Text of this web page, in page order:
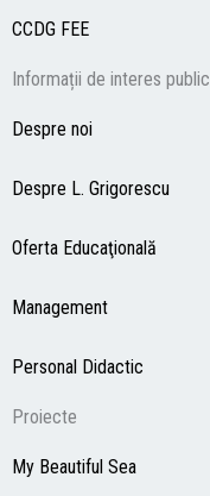
CCDG FEE
Informații de interes public
Despre noi
Despre L. Grigorescu
Oferta Educaţională
Management
Personal Didactic
Proiecte
My Beautiful Sea